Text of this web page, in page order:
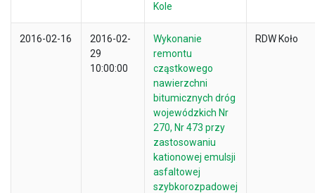
Kole
2016-02-16
2016-02-
29
10:00:00
Wykonanie
remontu
cząstkowego
nawierzchni
bitumicznych dróg
wojewódzkich Nr
270, Nr 473 przy
zastosowaniu
kationowej emulsji
asfaltowej
szybkorozpadowej
RDW Koło